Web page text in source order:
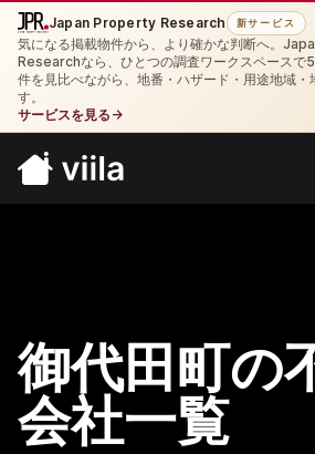
Japan Property Research 新サービス
気になる掲載物件から、より確かな判断へ。
Researchなら、ひとつの調査ワークスペースで
件を見比べながら、地番・ハザード・用途地域・
す。
サービスを見る →
御代田町の
会社一覧